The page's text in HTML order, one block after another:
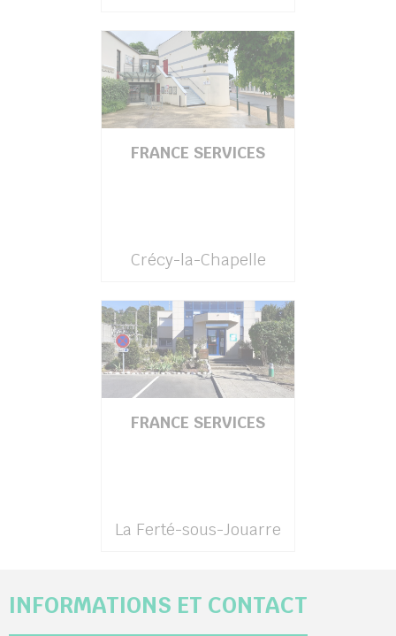
FRANCE SERVICES
Crécy-la-Chapelle
FRANCE SERVICES
La Ferté-sous-Jouarre
INFORMATIONS ET CONTACT